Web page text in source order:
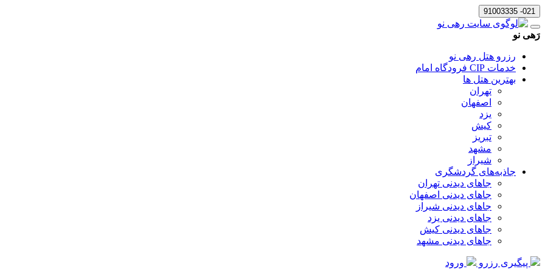
021- 91003335
رَهی نو
رزرو هتل رهی نو
خدمات CIP فرودگاه امام
بهترین هتل ها
تهران
اصفهان
یزد
کیش
تبریز
مشهد
شیراز
جاذبه‌های گردشگری
جاهای دیدنی تهران
جاهای دیدنی اصفهان
جاهای دیدنی شیراز
جاهای دیدنی یزد
جاهای دیدنی کیش
جاهای دیدنی مشهد
پیگیری رزرو ورود